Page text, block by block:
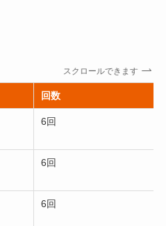
スクロールできます
回数
6回
6回
6回